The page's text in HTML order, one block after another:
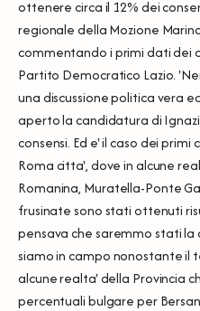
ottenere circa il 12% dei
regionale della Mozione
commentando i primi dati dei
Partito Democratico Lazio.
una discussione politica vera
aperto la candidatura di
consensi. Ed e' il caso dei
Roma citta', dove in alcune
Romanina, Muratella-Ponte
frusinate sono stati ottenuti
pensava che saremmo stati
siamo in campo nonostante il
alcune realta' della Provincia
percentuali bulgare per